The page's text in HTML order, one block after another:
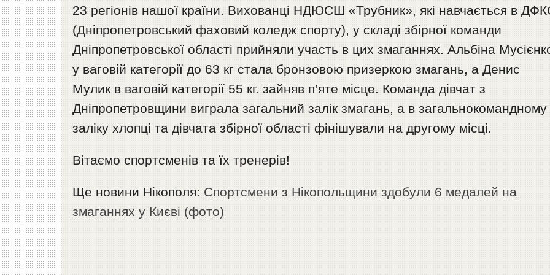
23 регіонів нашої країни. Вихованці НДЮСШ «Трубник», які навчається в
(Дніпропетровський фаховий коледж спорту), у складі збірної команди
Дніпропетровської області прийняли участь в цих змаганнях. Альбіна
у ваговій категорії до 63 кг стала бронзовою призеркою змагань, а Денис
Мулик в ваговій категорії 55 кг. зайняв п’яте місце. Команда дівчат з
Дніпропетровщини виграла загальний залік змагань, а в загальнокомандному
заліку хлопці та дівчата збірної області фінішували на другому місці.
Вітаємо спортсменів та їх тренерів!
Ще новини Нікополя: Спортсмени з Нікопольщини здобули 6 медалей на
змаганнях у Києві (фото)